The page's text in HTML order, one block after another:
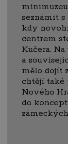
seznámit s
kdy
centrem
Kučera.
a
mělo dojít
chtějí také
Nového
do